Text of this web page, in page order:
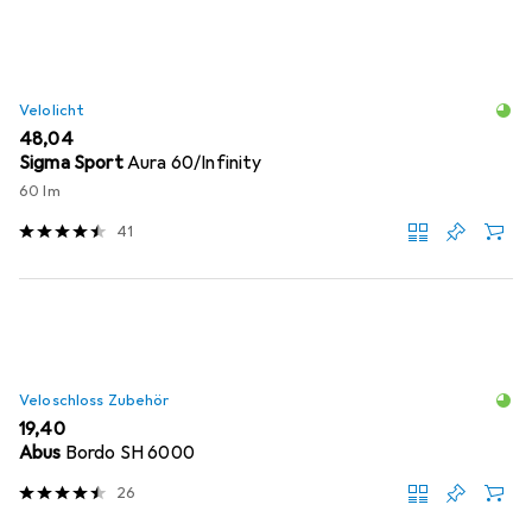
Velolicht
EUR
48,04
Sigma SportAura 60/Infinity
60 lm
41
Veloschloss Zubehör
EUR
19,40
Abus Bordo SH 6000
26